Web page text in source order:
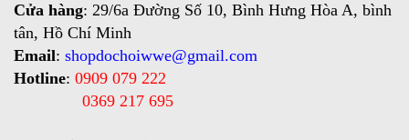
Cửa hàng: 29/6a Đường Số 10, Bình Hưng Hòa A, bình
tân, Hồ Chí Minh
Email: shopdochoiwwe@gmail.com
Hotline: 0909 079 222
0369 217 695